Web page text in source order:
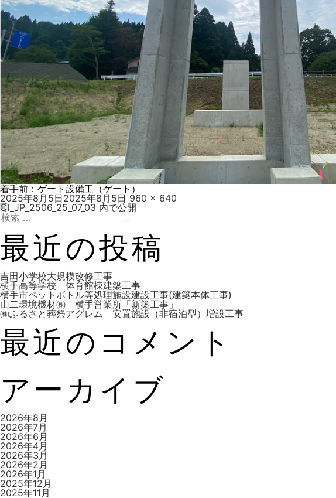
着手前：ゲート設備工（ゲート）
投
稿
日:
2025年8月5日2025年8月5日 フ
ル
サ
ズ
960 × 640
投
稿
ナ
ビ
ゲ
ー
CI_JP_2506_25_07_03 内で公開
検
索:
最近の投稿
吉田小学校大規模改修工事
横手高等学校 体育館棟建築工事
横手市ペットボトル等処理施設建設工事(建築本体工事)
山二環境機材㈱ 横手営業所「新築工事」
㈱ふるさと葬祭アグレム 安置施設（非宿泊型）増設工事
最近のコメント
アーカイブ
2026年8月
2026年7月
2026年6月
2026年4月
2026年3月
2026年2月
2026年1月
2025年12月
2025年11月